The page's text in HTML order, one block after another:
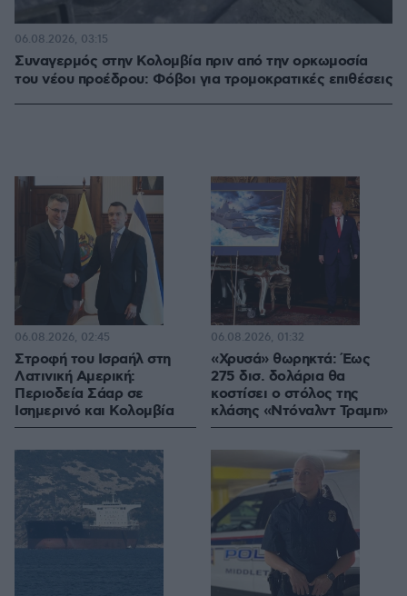
Συναγερμός στην Κολομβία πριν από την ορκωμοσία
του νέου προέδρου: Φόβοι για τρομοκρατικές επιθέσεις
06.08.2026, 03:15
Στροφή του Ισραήλ στη
Λατινική Αμερική:
Περιοδεία Σάαρ σε
Ισημερινό και Κολομβία
06.08.2026, 02:45
«Χρυσά» θωρηκτά: Έως
275 δισ. δολάρια θα
κοστίσει ο στόλος της
κλάσης «Ντόναλντ Τραμπ»
06.08.2026, 01:32